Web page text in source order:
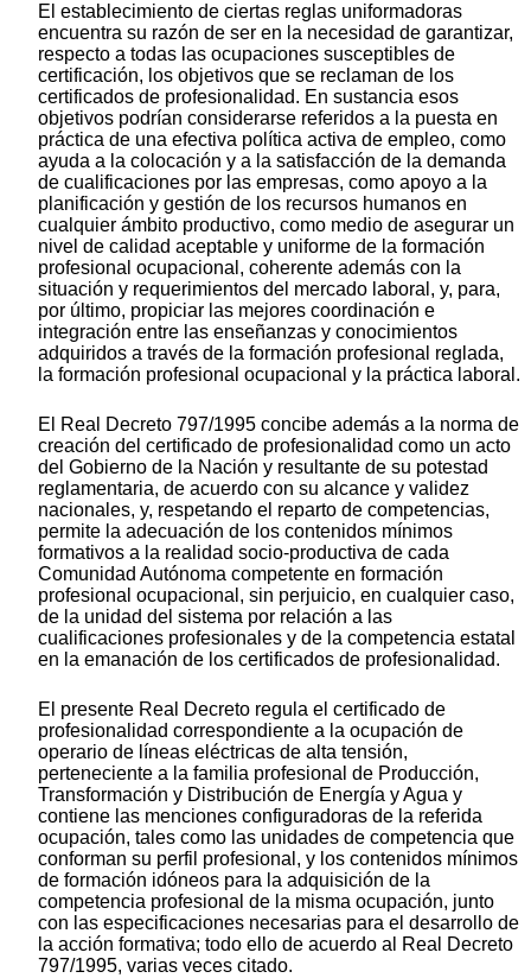
El establecimiento de ciertas reglas uniformadoras
encuentra su razón de ser en la necesidad de garantizar,
respecto a todas las ocupaciones susceptibles de
certificación, los objetivos que se reclaman de los
certificados de profesionalidad. En sustancia esos
objetivos podrían considerarse referidos a la puesta en
práctica de una efectiva política activa de empleo, como
ayuda a la colocación y a la satisfacción de la demanda
de cualificaciones por las empresas, como apoyo a la
planificación y gestión de los recursos humanos en
cualquier ámbito productivo, como medio de asegurar un
nivel de calidad aceptable y uniforme de la formación
profesional ocupacional, coherente además con la
situación y requerimientos del mercado laboral, y, para,
por último, propiciar las mejores coordinación e
integración entre las enseñanzas y conocimientos
adquiridos a través de la formación profesional reglada,
la formación profesional ocupacional y la práctica laboral.
El Real Decreto 797/1995 concibe además a la norma de
creación del certificado de profesionalidad como un acto
del Gobierno de la Nación y resultante de su potestad
reglamentaria, de acuerdo con su alcance y validez
nacionales, y, respetando el reparto de competencias,
permite la adecuación de los contenidos mínimos
formativos a la realidad socio-productiva de cada
Comunidad Autónoma competente en formación
profesional ocupacional, sin perjuicio, en cualquier caso,
de la unidad del sistema por relación a las
cualificaciones profesionales y de la competencia estatal
en la emanación de los certificados de profesionalidad.
El presente Real Decreto regula el certificado de
profesionalidad correspondiente a la ocupación de
operario de líneas eléctricas de alta tensión,
perteneciente a la familia profesional de Producción,
Transformación y Distribución de Energía y Agua y
contiene las menciones configuradoras de la referida
ocupación, tales como las unidades de competencia que
conforman su perfil profesional, y los contenidos mínimos
de formación idóneos para la adquisición de la
competencia profesional de la misma ocupación, junto
con las especificaciones necesarias para el desarrollo de
la acción formativa; todo ello de acuerdo al Real Decreto
797/1995, varias veces citado.